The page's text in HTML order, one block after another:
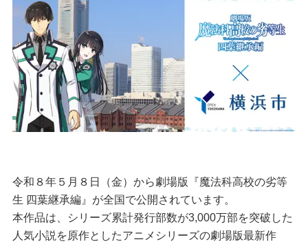
令和８年５月８日（金）から劇場版『魔法科高校の劣等
生 四葉継承編』が全国で公開されています。
本作品は、シリーズ累計発行部数が3,000万部を突破した
人気小説を原作としたアニメシリーズの劇場版最新作